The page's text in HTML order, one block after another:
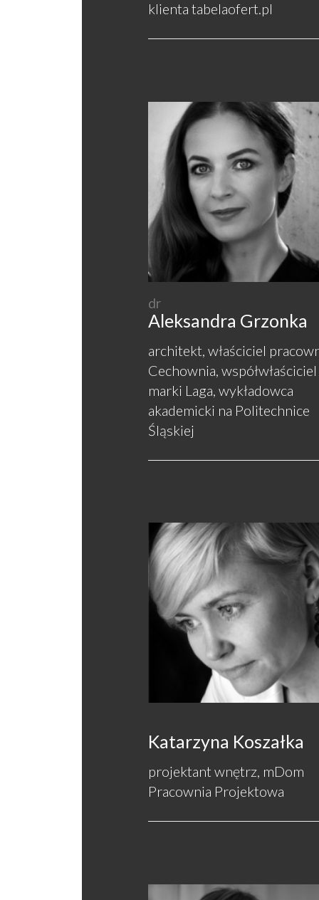
klienta tabelaofert.pl
dr
Aleksandra Grzonka
architekt, właściciel
Cechownia, współwłaściciel
marki Laga, wykładowca
akademicki na Politechnice
Śląskiej
Katarzyna Koszałka
projektant wnętrz, mDom
Pracownia Projektowa